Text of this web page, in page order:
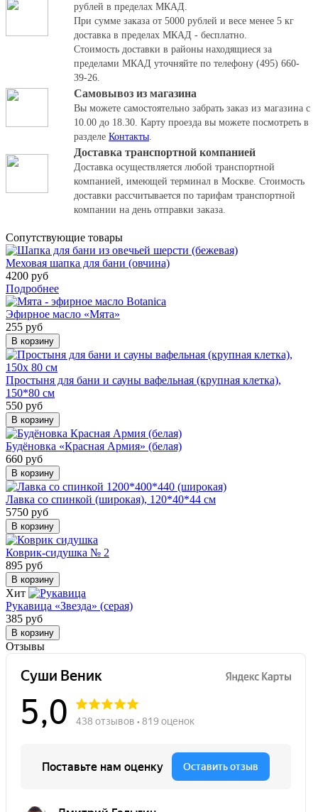
рублей в пределах МКАД.
При сумме заказа от 5000 рублей и весе менее 5 кг
доставка в пределах МКАД - бесплатно.
Стоимость доставки в районы находящиеся за
пределами МКАД уточняйте по телефону (495) 660-
39-26.
Самовывоз из магазина
Вы можете самостоятельно забрать заказ из магазина с
10.00 до 18.30. Карту проезда вы можете посмотреть в
разделе Контакты
Доставка транспортной компанией
Доставка осуществляется любой транспортной
компанией, имеющей терминал в Москве. Стоимость
доставки рассчитывается по тарифам транспортной
компании на день отправки заказа.
Cопутствующие товары
Меховая шапка для бани (овчина)
4200 руб
Подробнее
Эфирное масло «Мята»
255 руб
В корзину
Простыня для бани и сауны вафельная (крупная клетка),
150*80 см
550 руб
В корзину
Будёновка «Красная Армия» (белая)
660 руб
В корзину
Лавка со спинкой (широкая), 120*40*44 см
5750 руб
В корзину
Коврик-сидушка № 2
895 руб
В корзину
Хит
Рукавица «Звезда» (серая)
385 руб
В корзину
Отзывы